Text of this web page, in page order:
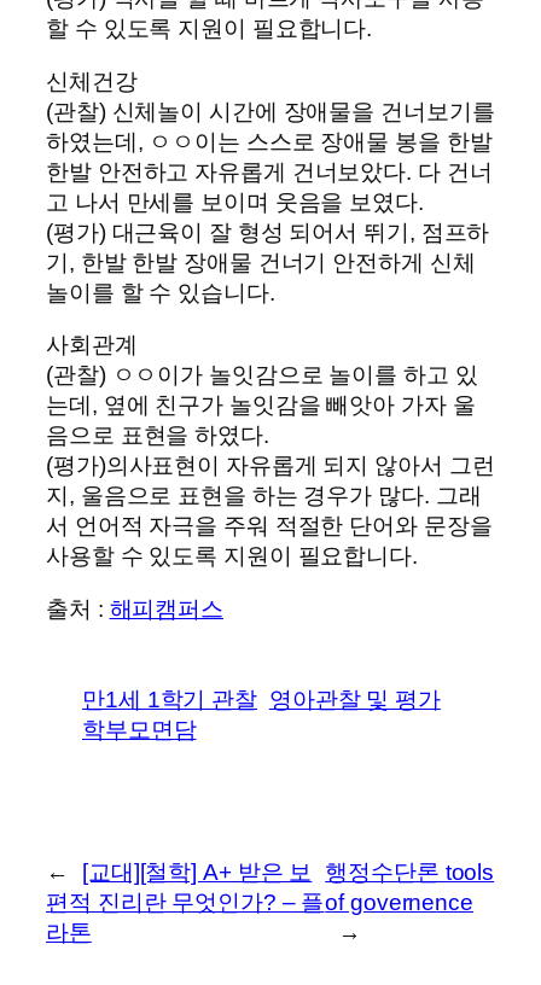
할 수 있도록 지원이 필요합니다.
신체건강
(관찰) 신체놀이 시간에 장애물을 건너보기를
하였는데, ㅇㅇ이는 스스로 장애물 봉을 한발
한발 안전하고 자유롭게 건너보았다. 다 건너
고 나서 만세를 보이며 웃음을 보였다.
(평가) 대근육이 잘 형성 되어서 뛰기, 점프하
기, 한발 한발 장애물 건너기 안전하게 신체
놀이를 할 수 있습니다.
사회관계
(관찰) ㅇㅇ이가 놀잇감으로 놀이를 하고 있
는데, 옆에 친구가 놀잇감을 빼앗아 가자 울
음으로 표현을 하였다.
(평가)의사표현이 자유롭게 되지 않아서 그런
지, 울음으로 표현을 하는 경우가 많다. 그래
서 언어적 자극을 주워 적절한 단어와 문장을
사용할 수 있도록 지원이 필요합니다.
출처 : 해피캠퍼스
만1세 1학기 관찰 영아관찰 및 평가
학부모면담
←
[교대][철학] A+ 받은 보
편적 진리란 무엇인가? – 플
라톤
행정수단론 tools
of governence
→